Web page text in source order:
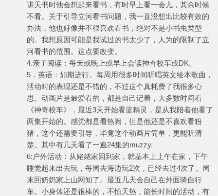
讲天书时他会想起来看书，有时早上看一会儿，其余时候
不看。关于引导立河看书问题，我一直没想出比较有效的
办法，他也好像并不很喜欢看书，绝对不是小书虫类型
的。我想原因可能是我试过的书太少了，人为的限制了立
河看书的范围。这点要改变。
4.亲子阅读：每天或晚上或早上会读神奇校车或DK。
5．英语：如期进行。每周用很多时间听唱英文绘本歌曲，
活动时的表现还是不错的，不过这个真耗费了我很多心
思。动画片是最爱看的，都是自己记着，大多数时间看
《神奇校车》，最近3天开始看蓝精灵，是从我陪着他看了
两集开始的。感觉都是看热闹，但是他还是不喜欢看粉
猪，这个还需要引导，毕竟这个动画片简单，更能听清
楚。其中有几天看了一遍24集的muzzy.
6:户外活动：从姥姥家回到家，就基本上上午在家，下午
睡觉起来出去玩，每周去海边玩2次，已经去过4次了。周
末回奶奶家上山网知了。最近几天会自己在外面骑自行
车。小身体还是很棒的，不怕天热，能长时间的活动，有